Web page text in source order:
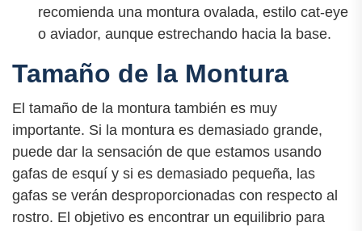
recomienda una montura ovalada, estilo cat-eye
o aviador, aunque estrechando hacia la base.
Tamaño de la Montura
El tamaño de la montura también es muy
importante. Si la montura es demasiado grande,
puede dar la sensación de que estamos usando
gafas de esquí y si es demasiado pequeña, las
gafas se verán desproporcionadas con respecto al
rostro. El objetivo es encontrar un equilibrio para